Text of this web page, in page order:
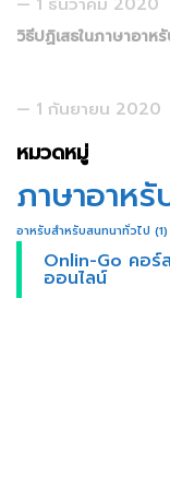
วิธีปฏิเสธในภาษาอา
1 กันยายน 2020
หมวดหมู่
ภาษาอาหรั
อาหรับสำหรับสนทนาทั่วไป (1)
Onlin-Go คอร์
ออนไลน์